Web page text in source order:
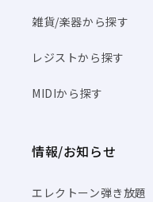
雑貨/楽器から探す
レジストから探す
MIDIから探す
情報/お知らせ
エレクトーン弾き放題